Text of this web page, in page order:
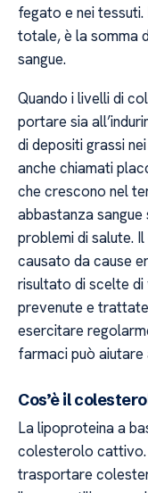
fegato e nei
totale, è la somma
sangue.
Quando i livelli di
portare sia
di depositi grassi
anche chiamati
che crescono nel
abbastanza
problemi di salute.
causato da cause
risultato di scelte di
prevenute e
esercitare
farmaci può
Cos’è il
La lipoproteina a
colesterolo cattivo.
trasportare